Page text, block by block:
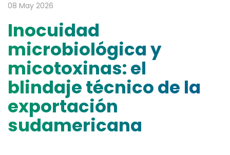
08 May 2026
Inocuidad
microbiológica y
micotoxinas: el
blindaje técnico de la
exportación
sudamericana